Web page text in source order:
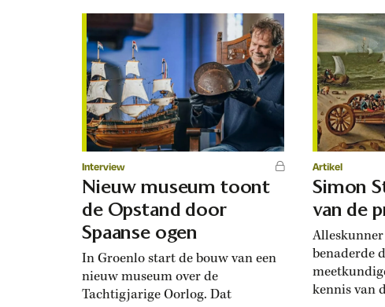
Interview
Nieuw museum toont
de Opstand door
Spaanse ogen
In Groenlo start de bouw van een
nieuw museum over de
Tachtigjarige Oorlog. Dat
Artikel
Simon
van de
benaderde
kennis van